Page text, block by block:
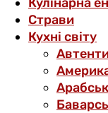
Страви
Кухні світу